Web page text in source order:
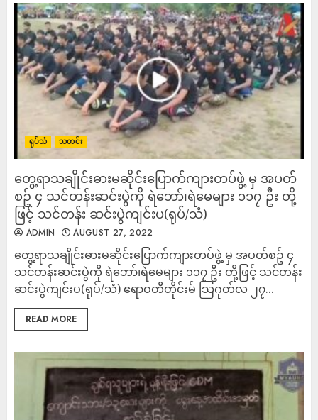
ရုပ်သံ သတင်း
တွေ့ရာသချိုင်းဓားမဆိုင်းပြောက်ကျားတပ်ဖွဲ့ မှ အပတ်
စဥ် ၄ သင်တန်းဆင်းပွဲကို ရဲဘော်၊ရဲမေများ ၁၁၇ ဦး တို့
ဖြင့် သင်တန်း ဆင်းပွဲကျင်းပ(ရုပ်/သံ)
ADMIN AUGUST 27, 2022
တွေ့ရာသချိုင်းဓားမဆိုင်းပြောက်ကျားတပ်ဖွဲ့ မှ အပတ်စဥ် ၄
သင်တန်းဆင်းပွဲကို ရဲဘော်၊ရဲမေများ ၁၁၇ ဦး တို့ဖြင့် သင်တန်း
ဆင်းပွဲကျင်းပ(ရုပ်/သံ) ​ဧရာဝတီတိုင်းမ် သြဂုတ်လ ၂၇...
READ MORE